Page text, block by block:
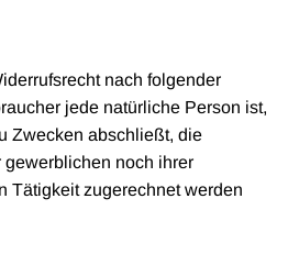
nach folgender
jede natürliche Person ist,
Zwecken abschließt, die
noch ihrer
Tätigkeit zugerechnet werden